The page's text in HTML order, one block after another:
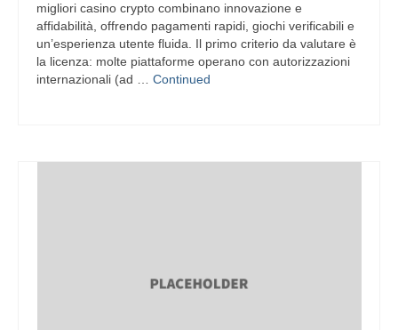
migliori casino crypto combinano innovazione e
affidabilità, offrendo pagamenti rapidi, giochi verificabili e
un’esperienza utente fluida. Il primo criterio da valutare è
la licenza: molte piattaforme operano con autorizzazioni
internazionali (ad … Continued